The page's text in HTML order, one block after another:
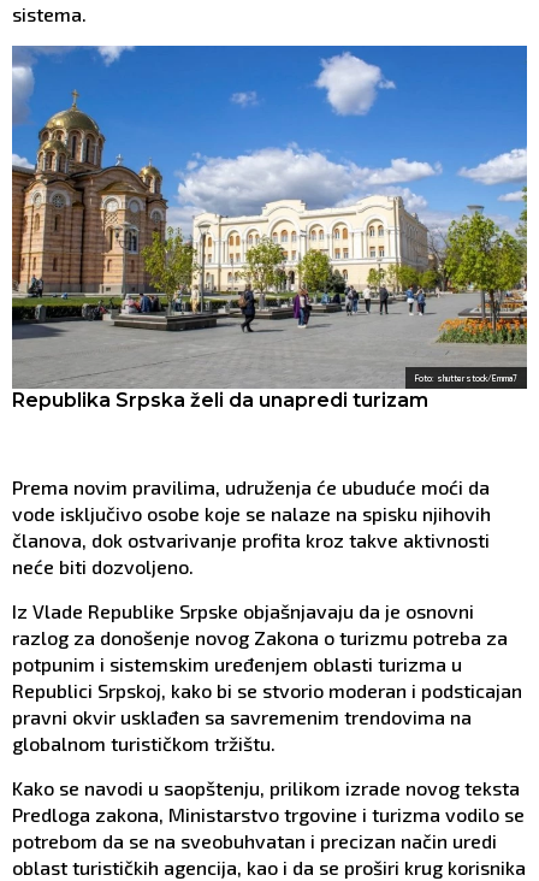
sistema.
Foto: shutterstock/Emma7
Republika Srpska želi da unapredi turizam
Prema novim pravilima, udruženja će ubuduće moći da
vode isključivo osobe koje se nalaze na spisku njihovih
članova, dok ostvarivanje profita kroz takve aktivnosti
neće biti dozvoljeno.
Iz Vlade Republike Srpske objašnjavaju da je osnovni
razlog za donošenje novog Zakona o turizmu potreba za
potpunim i sistemskim uređenjem oblasti turizma u
Republici Srpskoj, kako bi se stvorio moderan i podsticajan
pravni okvir usklađen sa savremenim trendovima na
globalnom turističkom tržištu.
Kako se navodi u saopštenju, prilikom izrade novog teksta
Predloga zakona, Ministarstvo trgovine i turizma vodilo se
potrebom da se na sveobuhvatan i precizan način uredi
oblast turističkih agencija, kao i da se proširi krug korisnika